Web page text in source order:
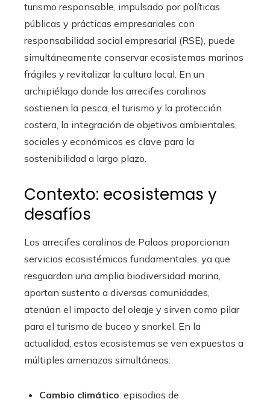
turismo responsable, impulsado por políticas
públicas y prácticas empresariales con
responsabilidad social empresarial (RSE), puede
simultáneamente conservar ecosistemas marinos
frágiles y revitalizar la cultura local. En un
archipiélago donde los arrecifes coralinos
sostienen la pesca, el turismo y la protección
costera, la integración de objetivos ambientales,
sociales y económicos es clave para la
sostenibilidad a largo plazo.
Contexto: ecosistemas y
desafíos
Los arrecifes coralinos de Palaos proporcionan
servicios ecosistémicos fundamentales, ya que
resguardan una amplia biodiversidad marina,
aportan sustento a diversas comunidades,
atenúan el impacto del oleaje y sirven como pilar
para el turismo de buceo y snorkel. En la
actualidad, estos ecosistemas se ven expuestos a
múltiples amenazas simultáneas:
Cambio climático: episodios de